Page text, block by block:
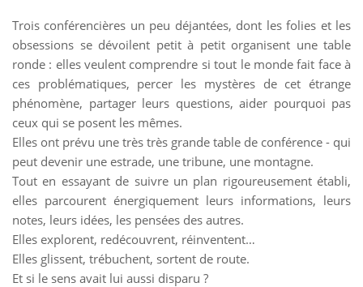
Trois conférencières un peu déjantées, dont les folies et les
obsessions se dévoilent petit à petit organisent une table
ronde : elles veulent comprendre si tout le monde fait face à
ces problématiques, percer les mystères de cet étrange
phénomène, partager leurs questions, aider pourquoi pas
ceux qui se posent les mêmes.
Elles ont prévu une très très grande table de conférence - qui
peut devenir une estrade, une tribune, une montagne.
Tout en essayant de suivre un plan rigoureusement établi,
elles parcourent énergiquement leurs informations, leurs
notes, leurs idées, les pensées des autres.
Elles explorent, redécouvrent, réinventent…
Elles glissent, trébuchent, sortent de route.
Et si le sens avait lui aussi disparu ?